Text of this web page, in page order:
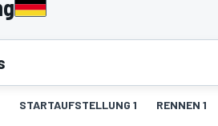
STARTAUFSTELLUNG 1 RENNEN 1